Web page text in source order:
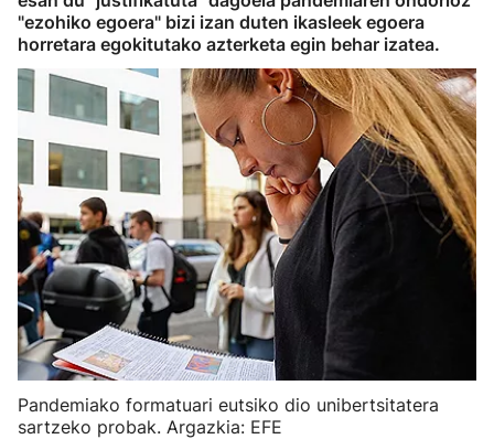
"ezohiko egoera" bizi izan duten ikasleek egoera
horretara egokitutako azterketa egin behar izatea.
Pandemiako formatuari eutsiko dio unibertsitatera
sartzeko probak. Argazkia: EFE